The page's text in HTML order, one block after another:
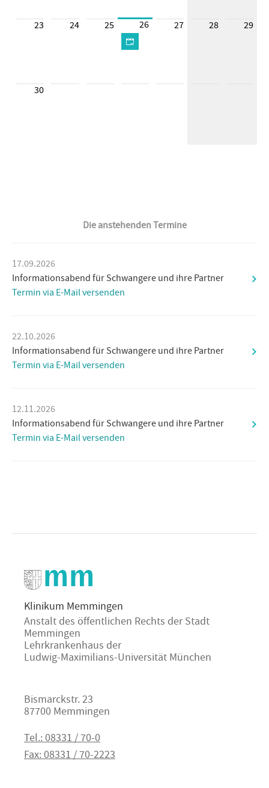
23 24 25 26 27 28 29
30
Die anstehenden Termine
17.09.2026
Informationsabend für Schwangere und ihre Partner
Termin via E-Mail versenden
22.10.2026
Informationsabend für Schwangere und ihre Partner
Termin via E-Mail versenden
12.11.2026
Informationsabend für Schwangere und ihre Partner
Termin via E-Mail versenden
Klinikum Memmingen
Anstalt des öffentlichen Rechts der Stadt
Memmingen
Lehrkrankenhaus der
Ludwig-Maximilians-Universität München
Bismarckstr. 23
87700 Memmingen
Tel.: 08331 / 70-0
Fax: 08331 / 70-2223